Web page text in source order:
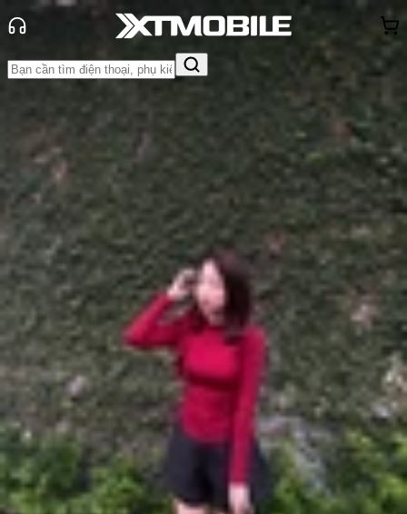
Tin tức
Thủ thuật
Tin Mới
Đánh Giá - Trên Tay So Sánh Tư vấn
Khuyến
mãiThủ thuật Hỏi đáp App - Game Thông báo
Khách
hàng - Sự kiện
Cách dọn dẹp bộ nhớ Zalo trên điện
thoại và máy tính nhanh chóng
Anh Thư
Ngày đăng:
19/02/2025
Cập nhật: 19/02/2025
Theo dõi XTMobile trên